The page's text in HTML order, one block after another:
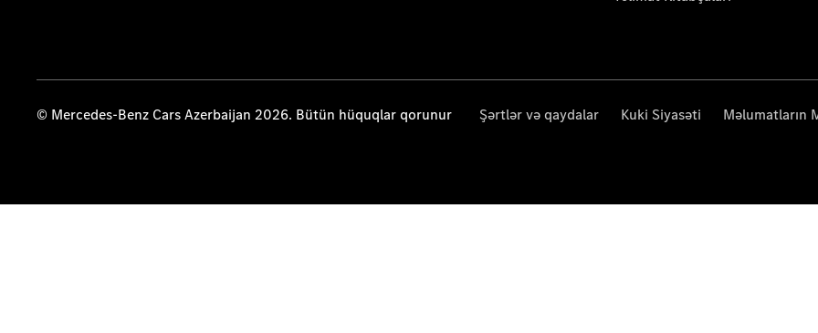
© Mercedes-Benz Cars Azerbaijan 2026. Bütün hüquqlar qorunur Şərtlər və qaydalar Kuki Siyasəti Məlumatların